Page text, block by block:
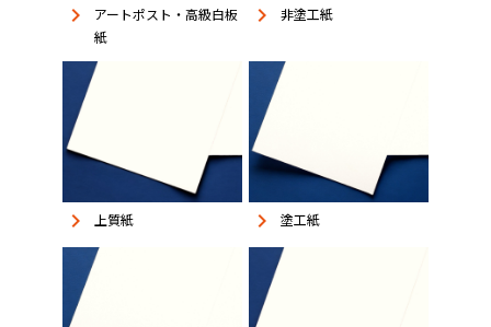
keyboard_arrow_right
アートポスト・高級白板
紙
keyboard_arrow_right 非塗工紙
keyboard_arrow_right 上質紙 keyboard_arrow_right 塗工紙